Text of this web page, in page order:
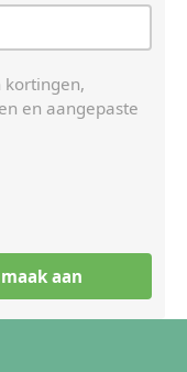
kortingen,
en aangepaste